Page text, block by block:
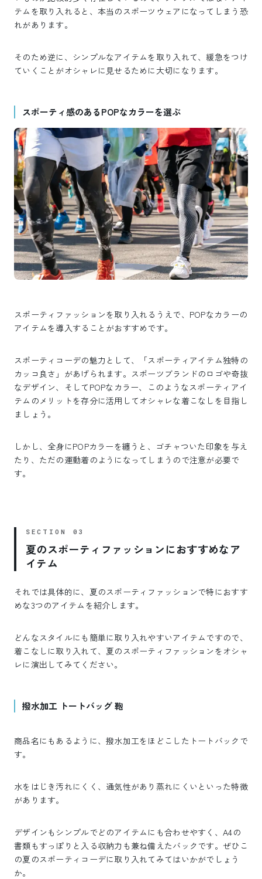
テムを取り入れると、本当のスポーツウェアになってしまう恐
れがあります。
そのため逆に、シンプルなアイテムを取り入れて、緩急をつけ
ていくことがオシャレに見せるために大切になります。
スポーティ感のあるPOPなカラーを選ぶ
スポーティファッションを取り入れるうえで、POPなカラーの
アイテムを導入することがおすすめです。
スポーティコーデの魅力として、「スポーティアイテム独特の
カッコ良さ」があげられます。スポーツブランドのロゴや奇抜
なデザイン、そしてPOPなカラー、このようなスポーティアイ
テムのメリットを存分に活用してオシャレな着こなしを目指し
ましょう。
しかし、全身にPOPカラーを纏うと、ゴチャついた印象を与え
たり、ただの運動着のようになってしまうので注意が必要で
す。
夏のスポーティファッションにおすすめなア
イテム
それでは具体的に、夏のスポーティファッションで特におすす
めな3つのアイテムを紹介します。
どんなスタイルにも簡単に取り入れやすいアイテムですので、
着こなしに取り入れて、夏のスポーティファッションをオシャ
レに演出してみてください。
撥水加工 トートバッグ 鞄
商品名にもあるように、撥水加工をほどこしたトートバックで
す。
水をはじき汚れにくく、通気性があり蒸れにくいといった特徴
があります。
デザインもシンプルでどのアイテムにも合わせやすく、A4の
書類もすっぽりと入る収納力も兼ね備えたバックです。ぜひこ
の夏のスポーティコーデに取り入れてみてはいかがでしょう
か。